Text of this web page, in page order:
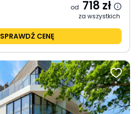
od 718 zł
za wszystkich
SPRAWDŹ CENĘ